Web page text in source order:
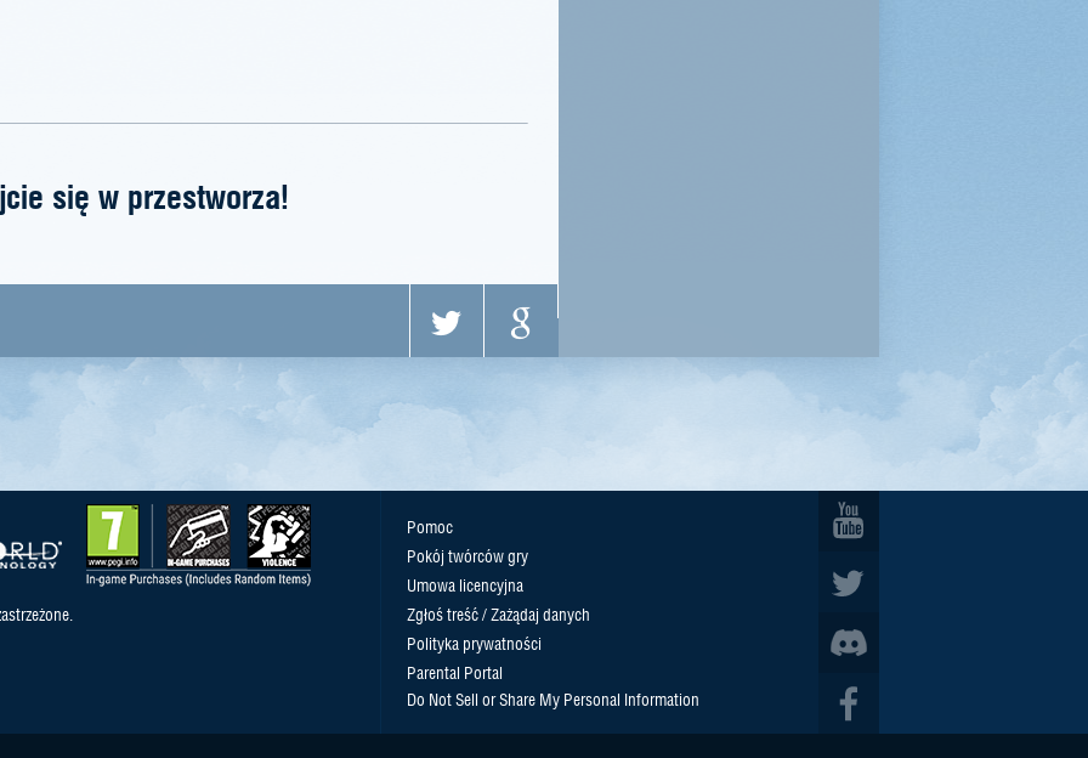
się w przestworza!
Pomoc
Pokój twórców gry
Umowa licencyjna
Zgłoś treść / Zażądaj danych
Polityka prywatności
Parental Portal
Do Not Sell or Share My Personal Information